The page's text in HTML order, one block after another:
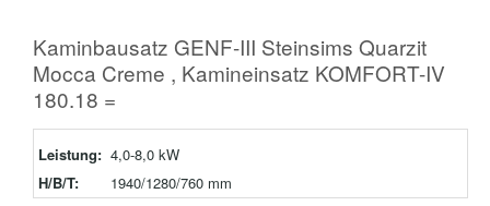
Kaminbausatz GENF-III Steinsims Quarzit
Mocca Creme , Kamineinsatz KOMFORT-IV
180.18 =
Leistung: 4,0-8,0 kW
H/B/T:
1940/1280/760 mm